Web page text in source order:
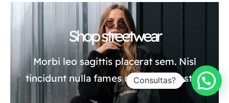
Shop streetwear
Morbi leo sagittis placerat sem. Nisl
tincidunt nulla fames nisl risus egestas.
Consultas?